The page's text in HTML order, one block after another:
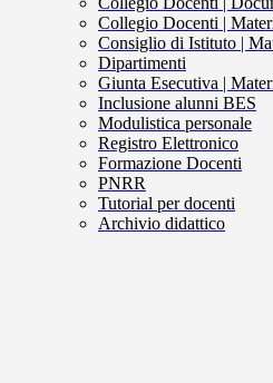
Collegio Docenti |
Consiglio di Istituto |
Dipartimenti
Giunta Esecutiva |
Inclusione alunni BES
Modulistica personale
Registro Elettronico
Formazione Docenti
PNRR
Tutorial per docenti
Archivio didattico